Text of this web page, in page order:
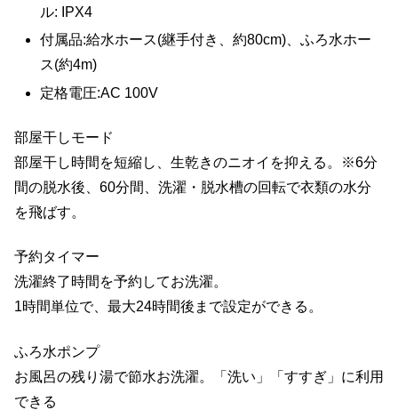
ル: IPX4
付属品:給水ホース(継手付き、約80cm)、ふろ水ホー
ス(約4m)
定格電圧:AC 100V
部屋干しモード
部屋干し時間を短縮し、生乾きのニオイを抑える。※6分
間の脱水後、60分間、洗濯・脱水槽の回転で衣類の水分
を飛ばす。
予約タイマー
洗濯終了時間を予約してお洗濯。
1時間単位で、最大24時間後まで設定ができる。
ふろ水ポンプ
お風呂の残り湯で節水お洗濯。「洗い」「すすぎ」に利用
できる